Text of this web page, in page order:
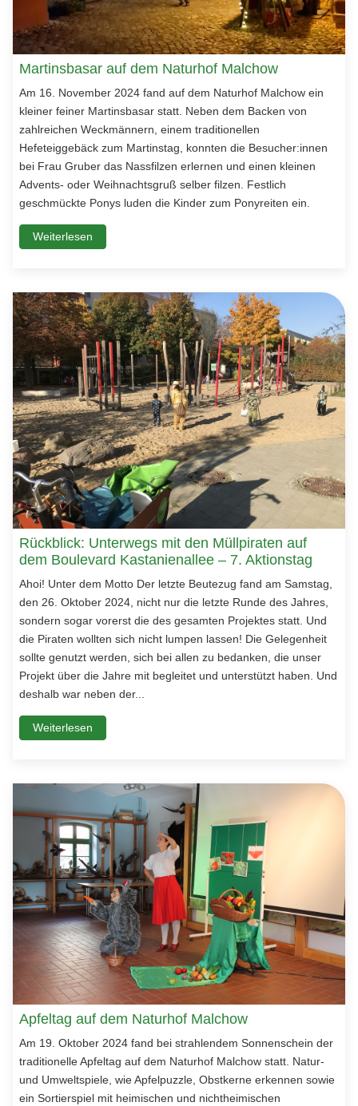
Martinsbasar auf dem Naturhof Malchow
Am 16. November 2024 fand auf dem Naturhof Malchow ein
kleiner feiner Martinsbasar statt. Neben dem Backen von
zahlreichen Weckmännern, einem traditionellen
Hefeteiggebäck zum Martinstag, konnten die Besucher:innen
bei Frau Gruber das Nassfilzen erlernen und einen kleinen
Advents- oder Weihnachtsgruß selber filzen. Festlich
geschmückte Ponys luden die Kinder zum Ponyreiten ein.
Weiterlesen
Rückblick: Unterwegs mit den Müllpiraten auf
dem Boulevard Kastanienallee – 7. Aktionstag
Ahoi! Unter dem Motto Der letzte Beutezug fand am Samstag,
den 26. Oktober 2024, nicht nur die letzte Runde des Jahres,
sondern sogar vorerst die des gesamten Projektes statt. Und
die Piraten wollten sich nicht lumpen lassen! Die Gelegenheit
sollte genutzt werden, sich bei allen zu bedanken, die unser
Projekt über die Jahre mit begleitet und unterstützt haben. Und
deshalb war neben der...
Weiterlesen
Apfeltag auf dem Naturhof Malchow
Am 19. Oktober 2024 fand bei strahlendem Sonnenschein der
traditionelle Apfeltag auf dem Naturhof Malchow statt. Natur-
und Umweltspiele, wie Apfelpuzzle, Obstkerne erkennen sowie
ein Sortierspiel mit heimischen und nichtheimischen